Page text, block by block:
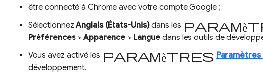
être connecté à Chrome avec votre compte Google ;
SélectionnezAnglais (États-Unis) dans les
Préférences>Apparence > Langue dans les outils de
Vous avez activé les paramètres Paramètres
développement.